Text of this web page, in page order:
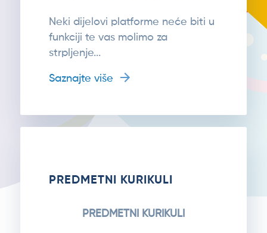
Neki dijelovi platforme neće biti u
funkciji te vas molimo za
strpljenje...
Saznajte više
PREDMETNI KURIKULI
PREDMETNI KURIKULI